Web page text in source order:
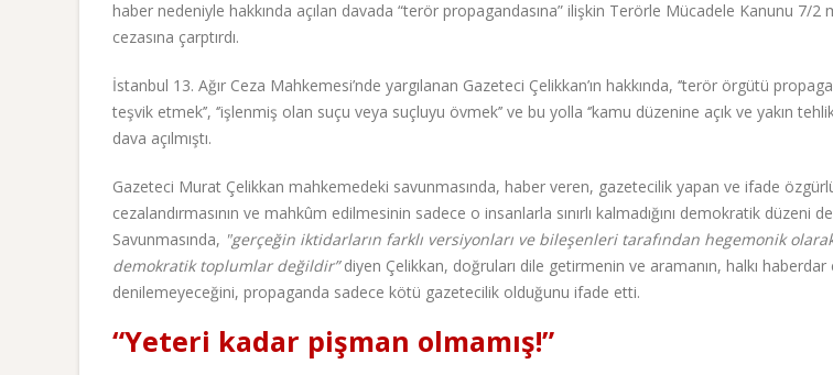
haber nedeniyle hakkında açılan davada “terör propagandasına” ilişkin Terörle Mücadele Kanunu 7/2
cezasına çarptırdı.
İstanbul 13. Ağır Ceza Mahkemesi’nde yargılanan Gazeteci Çelikkan’ın hakkında, ‘’terör örgütü
teşvik etmek’’, ‘’işlenmiş olan suçu veya suçluyu övmek’’ ve bu yolla ‘’kamu düzenine açık ve yakın
dava açılmıştı.
Gazeteci Murat Çelikkan mahkemedeki savunmasında, haber veren, gazetecilik yapan ve ifade
cezalandırmasının ve mahkûm edilmesinin sadece o insanlarla sınırlı kalmadığını demokratik düzeni de
Savunmasında, "gerçeğin iktidarların farklı versiyonları ve bileşenleri tarafından hegemonik
demokratik toplumlar değildir”diyen Çelikkan, doğruları dile getirmenin ve aramanın, halkı
denilemeyeceğini, propaganda sadece kötü gazetecilik olduğunu ifade etti.
“Yeteri kadar pişman olmamış!”